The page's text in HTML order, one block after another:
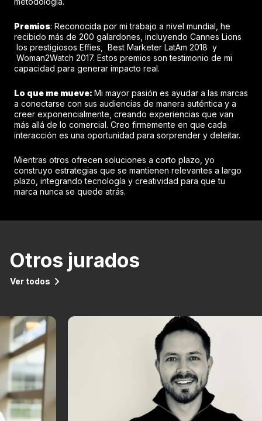
Premios: Reconocida por mi trabajo a nivel mundial, he
recibido más de 200 galardones, incluyendo Cannes Lions
los prestigiosos Effies, Best Marketer LatAm 2018 y
Woman2Watch 2017. Estos premios son testimonio de mi
capacidad para generar impacto real.
Lo que me mueve: Mi mayor pasión es ayudar a las marcas
a conectarse con sus audiencias de manera auténtica y a
creer exponencialmente, creando experiencias que van
más allá de lo comercial. Creo firmemente en que cada
interacción es una oportunidad para sorprender y deleitar.
Mientras otros ofrecen soluciones a corto plazo, yo
construyo estrategias que se mantienen relevantes a largo
plazo, integrando tecnología y creatividad para que tu
marca nunca se quede atrás.
Otros jurados
Ver todos